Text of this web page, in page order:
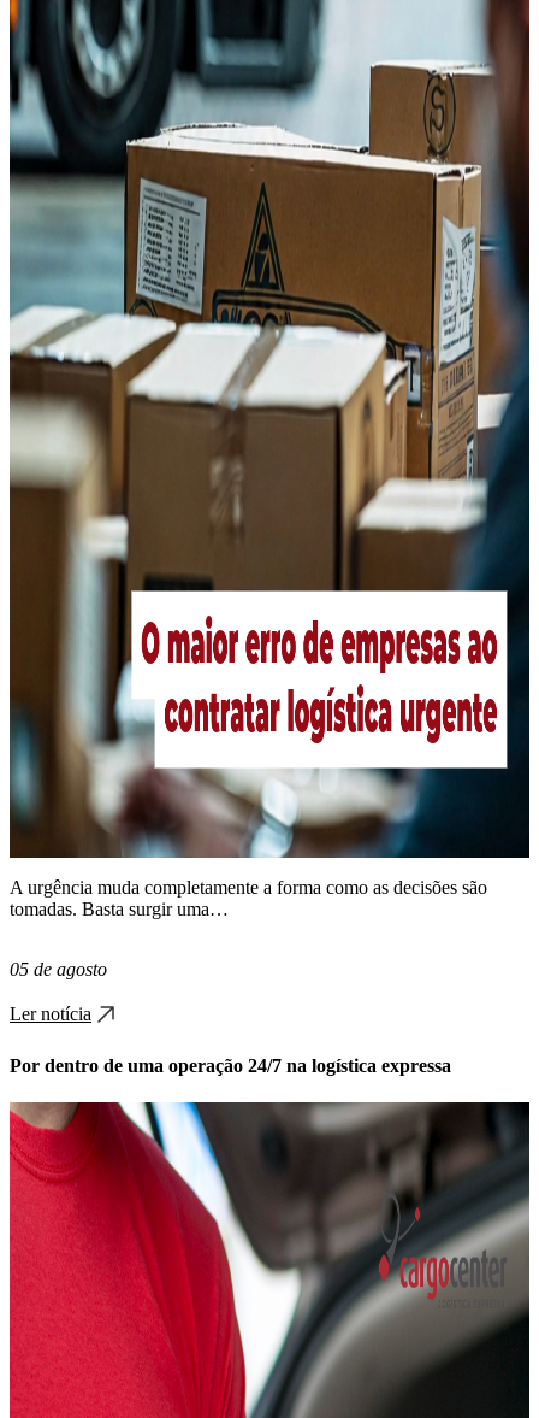
A urgência muda completamente a forma como as decisões são
tomadas. Basta surgir uma…
05 de agosto
Ler notícia
Por dentro de uma operação 24/7 na logística expressa